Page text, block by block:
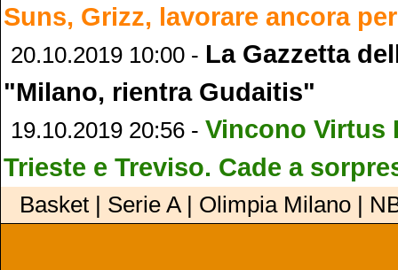
Suns, Grizz, lavorare ancora
20.10.2019 10:00 - La Gazzetta
"Milano, rientra Gudaitis"
19.10.2019 20:56 - Vincono Virtus
Trieste e Treviso. Cade a
Basket | Serie A | Olimpia Milano |